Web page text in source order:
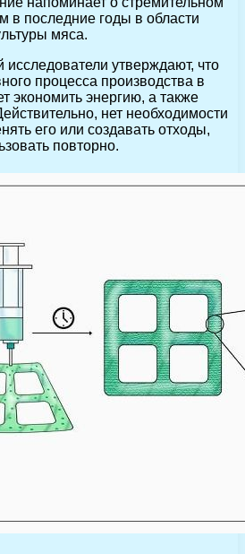
в последние годы в области
мяса.
исследователи утверждают, что
процесса производства в
экономить энергию, а также
нет необходимости
его или создавать отходы,
повторно.